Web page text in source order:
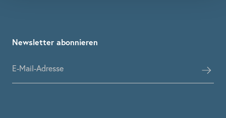
Newsletter abonnieren